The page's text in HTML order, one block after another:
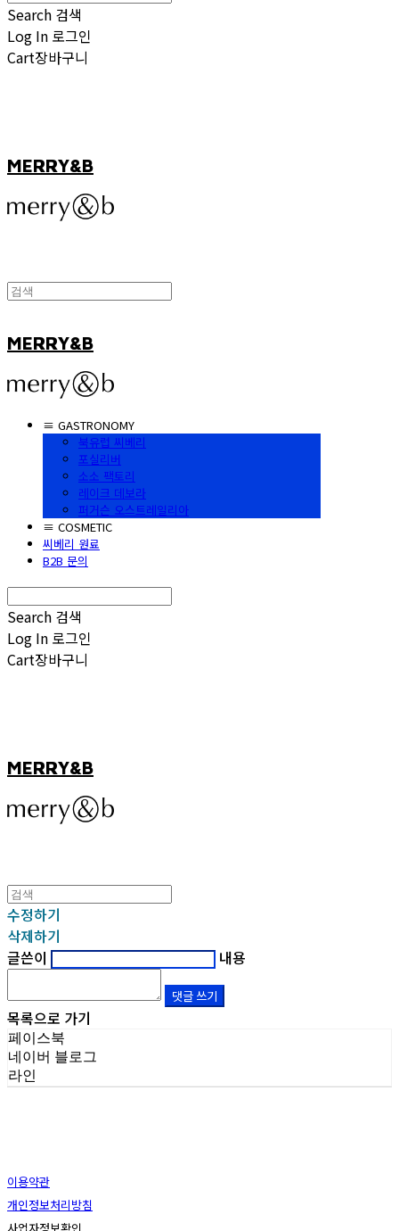
Search 검색
Log In 로그인
Cart장바구니
MERRY&B
MERRY&B
≡ GASTRONOMY
북유럽 씨베리
포실리버
소소 팩토리
레이크 데보라
퍼거슨 오스트레일리아
≡ COSMETIC
씨베리 원료
B2B 문의
Search 검색
Log In 로그인
Cart장바구니
MERRY&B
수정하기
삭제하기
글쓴이
내용
댓글 쓰기
목록으로 가기
페이스북
네이버 블로그
라인
이용약관
개인정보처리방침
사업자정보확인